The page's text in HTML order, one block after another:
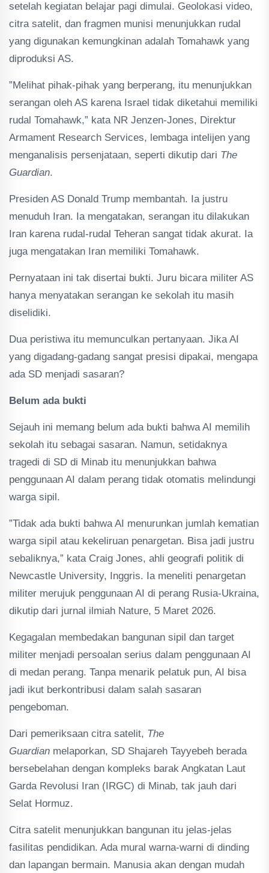
setelah kegiatan belajar pagi dimulai. Geolokasi video,
citra satelit, dan fragmen munisi menunjukkan rudal
yang digunakan kemungkinan adalah Tomahawk yang
diproduksi AS.
”Melihat pihak-pihak yang berperang, itu menunjukkan
serangan oleh AS karena Israel tidak diketahui memiliki
rudal Tomahawk,” kata NR Jenzen-Jones, Direktur
Armament Research Services, lembaga intelijen yang
menganalisis persenjataan, seperti dikutip dari The
Guardian.
Presiden AS Donald Trump membantah. Ia justru
menuduh Iran. Ia mengatakan, serangan itu dilakukan
Iran karena rudal-rudal Teheran sangat tidak akurat. Ia
juga mengatakan Iran memiliki Tomahawk.
Pernyataan ini tak disertai bukti. Juru bicara militer AS
hanya menyatakan serangan ke sekolah itu masih
diselidiki.
Dua peristiwa itu memunculkan pertanyaan. Jika AI
yang digadang-gadang sangat presisi dipakai, mengapa
ada SD menjadi sasaran?
Belum ada bukti
Sejauh ini memang belum ada bukti bahwa AI memilih
sekolah itu sebagai sasaran. Namun, setidaknya
tragedi di SD di Minab itu menunjukkan bahwa
penggunaan AI dalam perang tidak otomatis melindungi
warga sipil.
”Tidak ada bukti bahwa AI menurunkan jumlah kematian
warga sipil atau kekeliruan penargetan. Bisa jadi justru
sebaliknya,” kata Craig Jones, ahli geografi politik di
Newcastle University, Inggris. Ia meneliti penargetan
militer merujuk penggunaan AI di perang Rusia-Ukraina,
dikutip dari jurnal ilmiah Nature, 5 Maret 2026.
Kegagalan membedakan bangunan sipil dan target
militer menjadi persoalan serius dalam penggunaan AI
di medan perang. Tanpa menarik pelatuk pun, AI bisa
jadi ikut berkontribusi dalam salah sasaran
pengeboman.
Dari pemeriksaan citra satelit, The
Guardian melaporkan, SD Shajareh Tayyebeh berada
bersebelahan dengan kompleks barak Angkatan Laut
Garda Revolusi Iran (IRGC) di Minab, tak jauh dari
Selat Hormuz.
Citra satelit menunjukkan bangunan itu jelas-jelas
fasilitas pendidikan. Ada mural warna-warni di dinding
dan lapangan bermain. Manusia akan dengan mudah